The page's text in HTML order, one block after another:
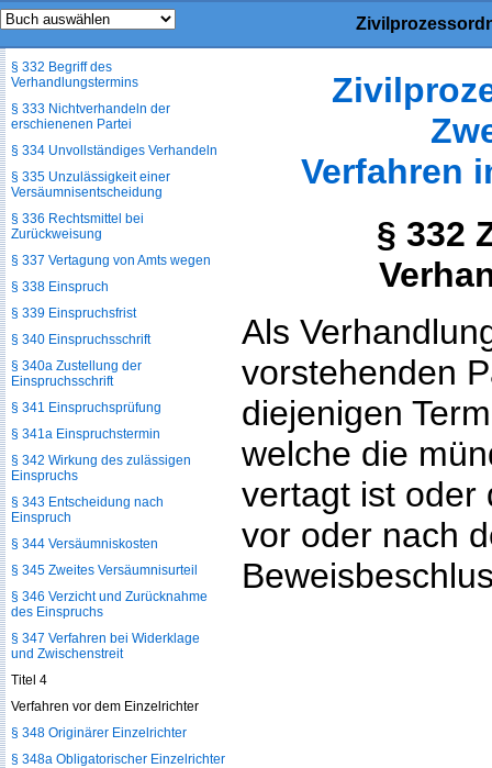
Verfahren
§ 332
Als
vorstehenden
diejenigen
welche die
vertagt ist oder
vor oder nach
§ 331a Entscheidung nach
§ 332 Begriff des
Verhandlungstermins
§ 333 Nichtverhandeln der
erschienenen Partei
§ 334 Unvollständiges Verhandeln
§ 335 Unzulässigkeit einer
Versäumnisentscheidung
§ 336 Rechtsmittel bei
Zurückweisung
§ 337 Vertagung von Amts wegen
§ 338 Einspruch
§ 339 Einspruchsfrist
§ 340 Einspruchsschrift
§ 340a Zustellung der
Einspruchsschrift
§ 341 Einspruchsprüfung
§ 341a Einspruchstermin
§ 342 Wirkung des zulässigen
Einspruchs
§ 343 Entscheidung nach
Einspruch
§ 344 Versäumniskosten
§ 345 Zweites Versäumnisurteil
§ 346 Verzicht und Zurücknahme
des Einspruchs
§ 347 Verfahren bei Widerklage
und Zwischenstreit
Titel 4
Verfahren vor dem Einzelrichter
§ 348 Originärer Einzelrichter
§ 348a Obligatorischer Einzelrichter